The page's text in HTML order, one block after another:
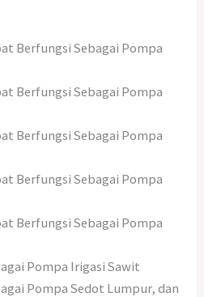
Berfungsi Sebagai Pompa
Berfungsi Sebagai Pompa
Berfungsi Sebagai Pompa
Berfungsi Sebagai Pompa
Berfungsi Sebagai Pompa
Pompa Irigasi Sawit
Pompa Sedot Lumpur, dan